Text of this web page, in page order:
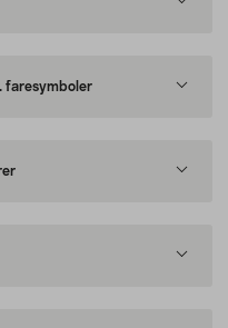
faresymboler